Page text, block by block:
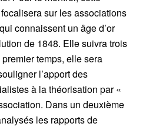
sur les associations
connaissent un âge d’or
de 1848. Elle suivra trois
temps, elle sera
l’apport des
à la théorisation par «
Dans un deuxième
les rapports de